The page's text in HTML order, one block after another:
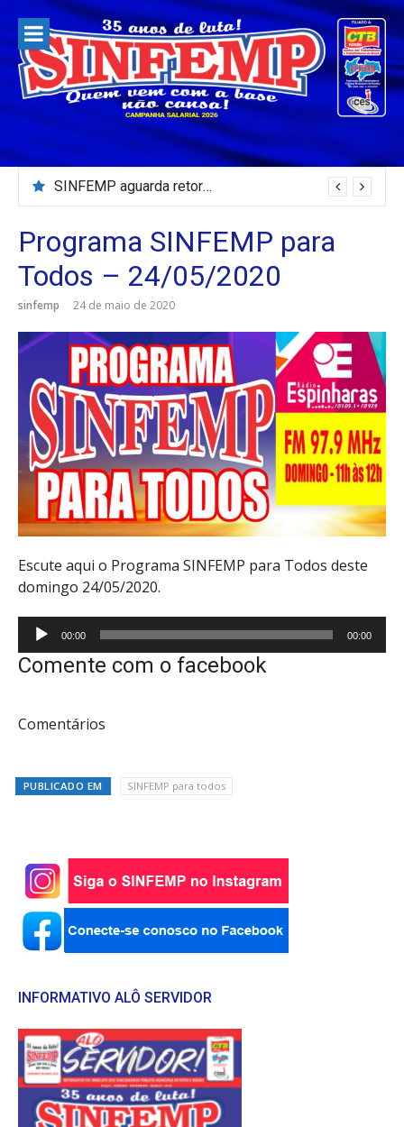
para
conteúdo
SINFEMP aguarda retorno as demandas dos servidores de Patos até dia 13 de agosto
Programa SINFEMP para
Todos – 24/05/2020
sinfemp 24 de maio de 2020
Escute aqui o Programa SINFEMP para Todos deste
domingo 24/05/2020.
Tocador
de
áudio
00:00 00:00
Comente com o facebook
Comentários
PUBLICADO EM SINFEMP para todos
INFORMATIVO ALÔ SERVIDOR